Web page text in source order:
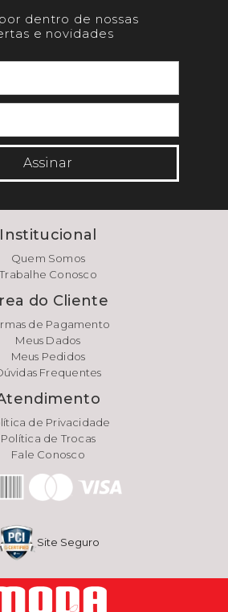
dentro de nossas
e novidades
Assinar
Institucional
Quem Somos
Trabalhe Conosco
do Cliente
de Pagamento
Meus Dados
Meus Pedidos
Frequentes
de Privacidade
Política de Trocas
Fale Conosco
Site Seguro